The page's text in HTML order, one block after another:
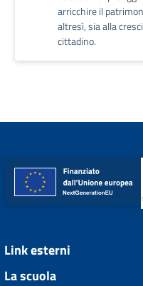
arricchire il
altresì, sia alla
cittadino.
Link esterni
La scuola